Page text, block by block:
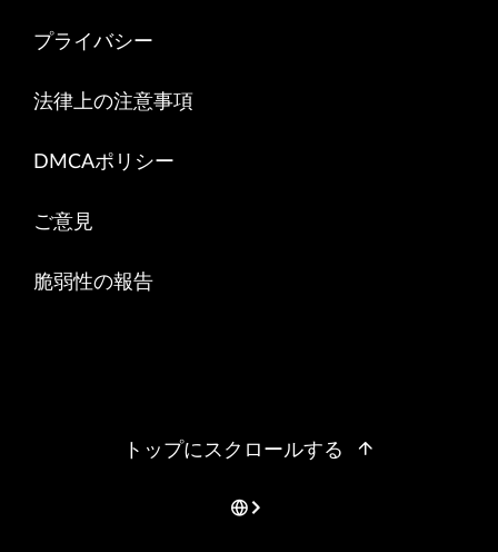
プライバシー
法律上の注意事項
DMCAポリシー
ご意見
脆弱性の報告
トップにスクロールする